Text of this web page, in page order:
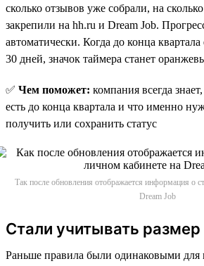
сколько отзывов уже собрали, на
закрепили на hh.ru и Dream Job.
автоматически. Когда до конца
30 дней, значок таймера станет
✅ Чем поможет: компания всегда
есть до конца квартала и что именно
получить или сохранить статус
Так после обновления отображается информация о
Dream Job
Стали учитывать
Раньше правила были одинаковыми для